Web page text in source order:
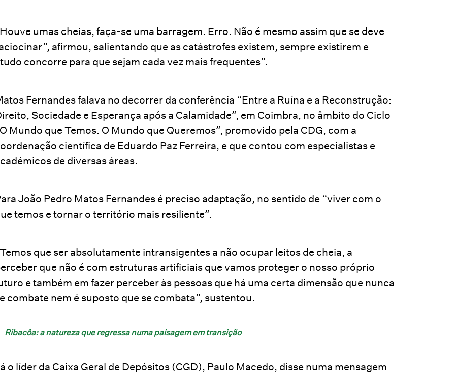
umas cheias, faça-se uma barragem. Erro. Não é mesmo assim que se deve
afirmou, salientando que as catástrofes existem, sempre existirem e
concorre para que sejam cada vez mais frequentes”.
Fernandes falava no decorrer da conferência “Entre a Ruína e a Reconstrução:
Sociedade e Esperança após a Calamidade”, em Coimbra, no âmbito do Ciclo
Mundo que Temos. O Mundo que Queremos”, promovido pela CDG, com a
científica de Eduardo Paz Ferreira, e que contou com especialistas e
de diversas áreas.
João Pedro Matos Fernandes é preciso adaptação, no sentido de “viver com o
temos e tornar o território mais resiliente”.
que ser absolutamente intransigentes a não ocupar leitos de cheia, a
que não é com estruturas artificiais que vamos proteger o nosso próprio
e também em fazer perceber às pessoas que há uma certa dimensão que nunca
combate nem é suposto que se combata”, sustentou.
Ribacôa: a natureza que regressa numa paisagem em transição
o líder da Caixa Geral de Depósitos (CGD), Paulo Macedo, disse numa mensagem